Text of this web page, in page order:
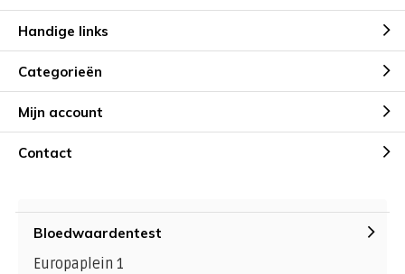
Handige links
Categorieën
Mijn account
Contact
Bloedwaardentest
Europaplein 1